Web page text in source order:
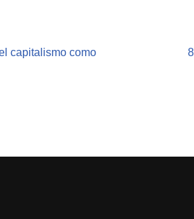
capitalismo como